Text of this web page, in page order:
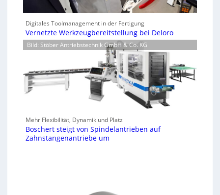
Digitales Toolmanagement in der Fertigung
Vernetzte Werkzeugbereitstellung bei Deloro
Bild: Stöber Antriebstechnik GmbH & Co. KG
Mehr Flexibilität, Dynamik und Platz
Boschert steigt von Spindelantrieben auf
Zahnstangenantriebe um